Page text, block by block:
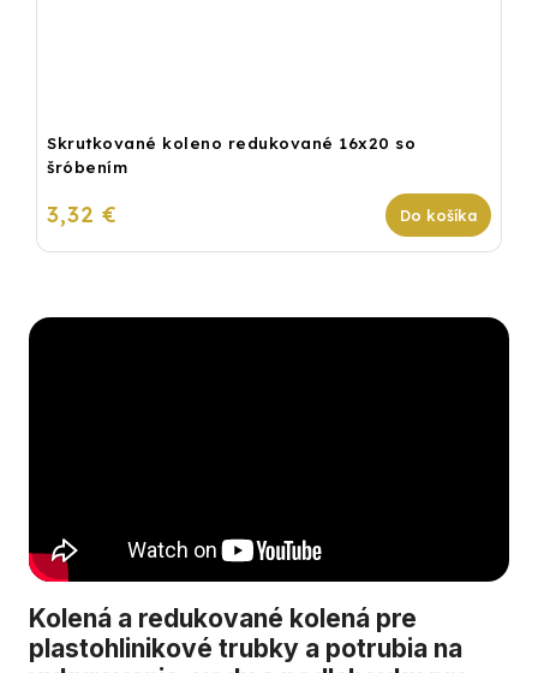
Skrutkované koleno redukované 16x20 so
šróbením
3,32 € Do košíka
Kolená a redukované kolená pre
plastohlinikové trubky a potrubia na